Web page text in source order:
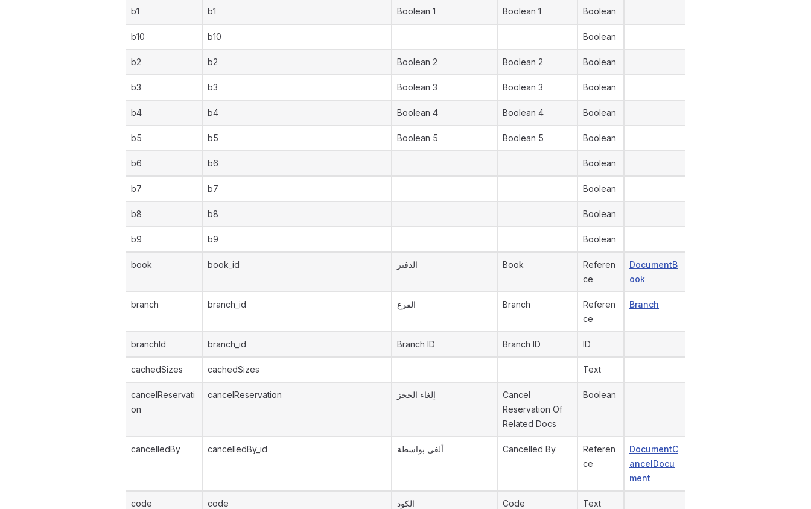
b1 b1 Boolean 1 Boolean 1 Boolean
b10 b10 Boolean
b2 b2 Boolean 2 Boolean 2 Boolean
b3 b3 Boolean 3 Boolean 3 Boolean
b4 b4 Boolean 4 Boolean 4 Boolean
b5 b5 Boolean 5 Boolean 5 Boolean
b6 b6 Boolean
b7 b7 Boolean
b8 b8 Boolean
b9 b9 Boolean
book book_id الدفتر Book
Referen
ce
DocumentB
ook
branch branch_id الفرع Branch
Referen
ce
Branch
branchId branch_id Branch ID Branch ID ID
cachedSizes cachedSizes Text
cancelReservati
on
cancelReservation إلغاء الحجز
Cancel
Reservation Of
Related Docs
Boolean
cancelledBy cancelledBy_id ألغي بواسطة Cancelled By
Referen
ce
DocumentC
ancelDocu
ment
code code الكود Code Text